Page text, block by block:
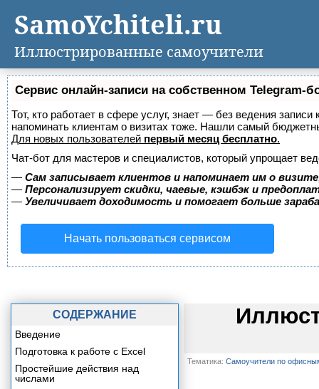
Сервис онлайн-записи на собственном Telegram-
Тот, кто работает в сфере услуг, знает — без ведения
напоминать клиентам о визитах тоже. Нашли самый
Для новых пользователей первый месяц бесплатно.
Чат-бот для мастеров и специалистов, который упрощает
— Сам записывает клиентов и напоминает им о
— Персонализирует скидки, чаевые, кэшбэк и
— Увеличивает доходимость и помогает больше
Начать пользоваться сервисом
Тематика: Самоучители по
СОДЕРЖАНИЕ
Введение
Подготовка к работе с Excel
Простейшие действия над
числами
SamoYchiteli.ru
Иллюстрированные самоучители